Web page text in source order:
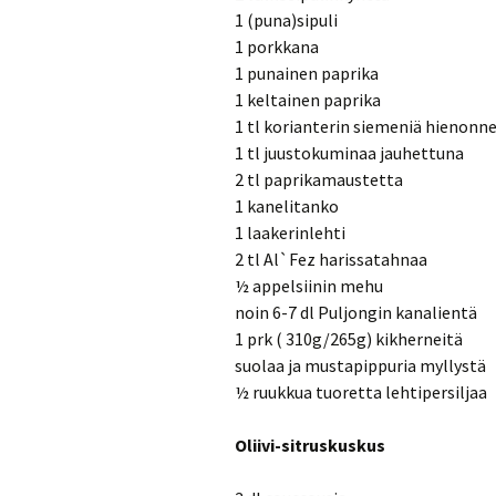
1 (puna)sipuli
1 porkkana
1 punainen paprika
1 keltainen paprika
1 tl korianterin siemeniä
1 tl juustokuminaa jauhettuna
2 tl paprikamaustetta
1 kanelitanko
1 laakerinlehti
2 tl Al`Fez harissatahnaa
½ appelsiinin mehu
noin 6-7 dl Puljongin kanalientä
1 prk ( 310g/265g) kikherneitä
suolaa ja mustapippuria myllystä
½ ruukkua tuoretta lehtipersiljaa
Oliivi-sitruskuskus